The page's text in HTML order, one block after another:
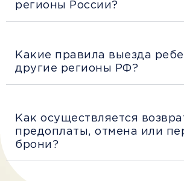
регионы России?
Какие правила выезда
другие регионы РФ?
Как осуществляется
предоплаты, отмена или
брони?